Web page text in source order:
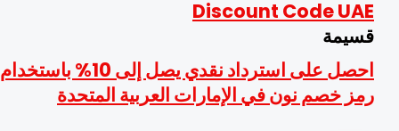
احصل على استرداد نقدي يصل إلى 10% باستخدام
خصم نون في الإمارات العربية المتحدة